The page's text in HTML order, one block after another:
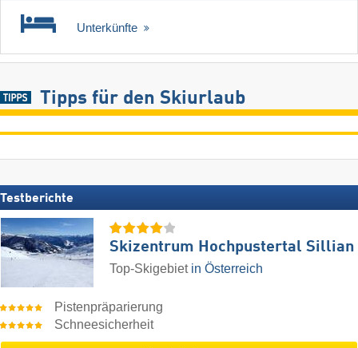
Unterkünfte
Tipps für den Skiurlaub
Testberichte
Skizentrum Hochpustertal Sillian
Top-Skigebiet in Österreich
Pistenpräparierung
Schneesicherheit